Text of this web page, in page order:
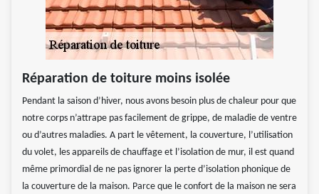
Réparation de toiture moins isolée
Pendant la saison d’hiver, nous avons besoin plus de chaleur pour que
notre corps n’attrape pas facilement de grippe, de maladie de ventre
ou d’autres maladies. A part le vêtement, la couverture, l’utilisation
du volet, les appareils de chauffage et l’isolation de mur, il est quand
même primordial de ne pas ignorer la perte d’isolation phonique de
la couverture de la maison. Parce que le confort de la maison ne sera